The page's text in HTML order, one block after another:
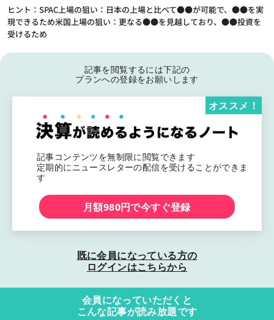
ヒント：SPAC上場の狙い：日本の上場と比べて●●が可能で、●●を実
現できるため米国上場の狙い：更なる●●を見越しており、●●投資を
受けるため
記事を閲覧するには下記の
プランへの登録をお願いします
記事コンテンツを無制限に閲覧できます
定期的にニュースレターの配信を受けることができま
す
オススメ！
月額980円で今すぐ登録
既に会員になっている方の
ログインはこちらから
会員になっていただくと
こんな記事が読み放題です